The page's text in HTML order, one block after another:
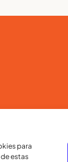
para
estas